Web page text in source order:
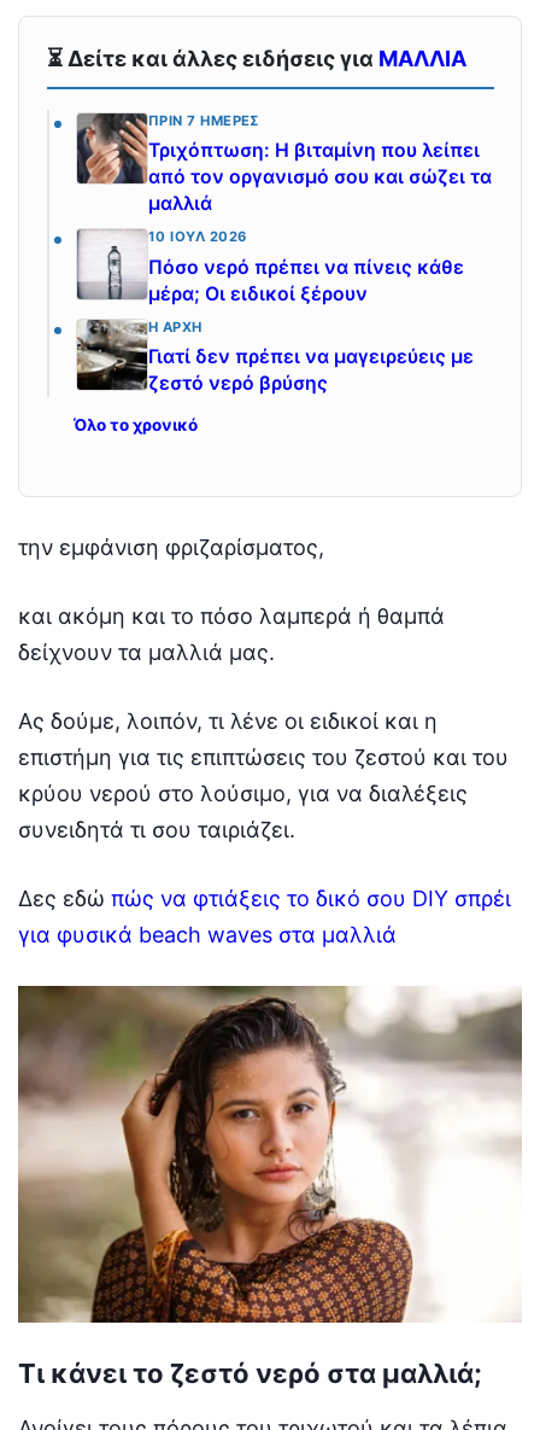
⏳ Δείτε και άλλες ειδήσεις για ΜΑΛΛΙΑ
ΠΡΙΝ 7 ΗΜΈΡΕΣ
Τριχόπτωση: Η βιταμίνη που λείπει
από τον οργανισμό σου και σώζει τα
μαλλιά
10 ΙΟΎΛ 2026
Πόσο νερό πρέπει να πίνεις κάθε
μέρα; Οι ειδικοί ξέρουν
Η ΑΡΧΉ
Γιατί δεν πρέπει να μαγειρεύεις με
ζεστό νερό βρύσης
Όλο το χρονικό
την εμφάνιση φριζαρίσματος,
και ακόμη και το πόσο λαμπερά ή θαμπά
δείχνουν τα μαλλιά μας.
Ας δούμε, λοιπόν, τι λένε οι ειδικοί και η
επιστήμη για τις επιπτώσεις του ζεστού και του
κρύου νερού στο λούσιμο, για να διαλέξεις
συνειδητά τι σου ταιριάζει.
Δες εδώ πώς να φτιάξεις το δικό σου DIY σπρέι
για φυσικά beach waves στα μαλλιά
Τι κάνει το ζεστό νερό στα μαλλιά;